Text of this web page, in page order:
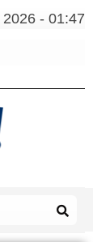
- 01:47